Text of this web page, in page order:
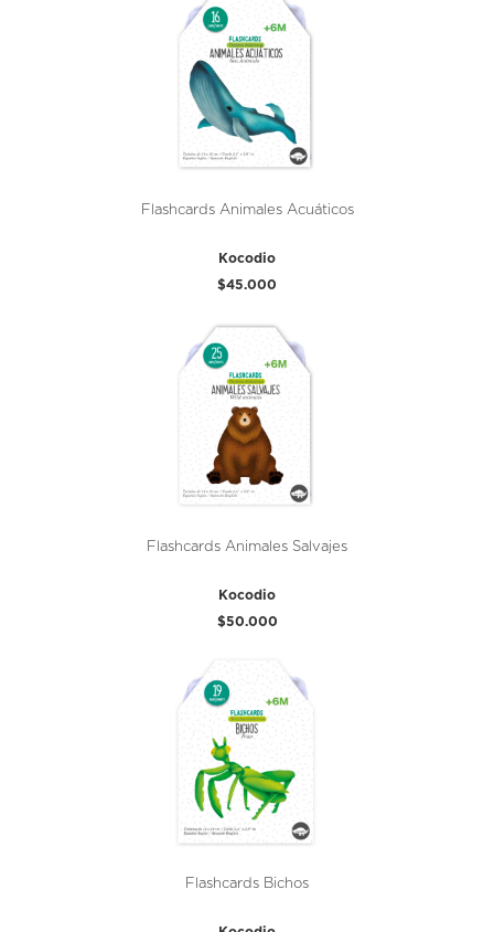
Flashcards Animales Acuáticos
Kocodio
$45.000
Flashcards Animales Salvajes
Kocodio
$50.000
Flashcards Bichos